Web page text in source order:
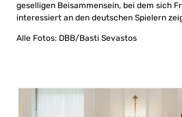
geselligen Beisammensein, bei dem sich
interessiert an den deutschen Spielern
Alle Fotos: DBB/Basti Sevastos